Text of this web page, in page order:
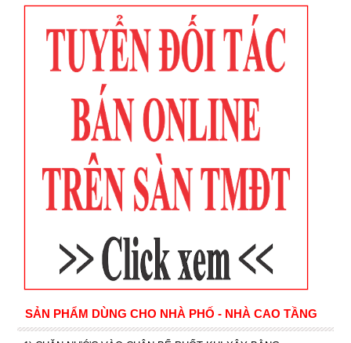
SẢN PHẨM DÙNG CHO NHÀ PHỐ - NHÀ CAO TẦNG